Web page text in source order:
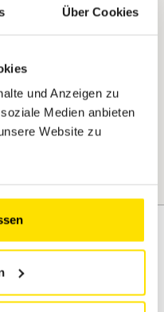
Über Cookies
und Anzeigen zu
Medien anbieten
Website zu
Mobilität
Freizeitgestaltung